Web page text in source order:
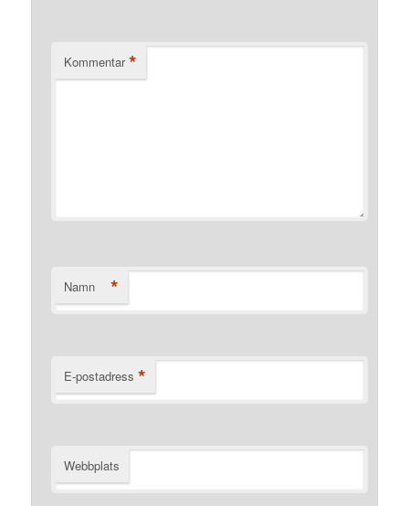
Kommentar *
Namn *
E-postadress *
Webbplats